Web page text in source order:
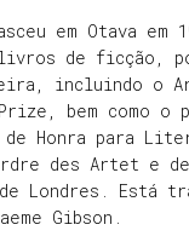
em Otava
livros de ficção,
incluindo o
bem como o
de Honra para
des Artet e
Londres. Está
Gibson.